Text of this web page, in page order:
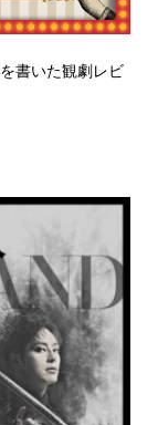
書いた観劇レビ